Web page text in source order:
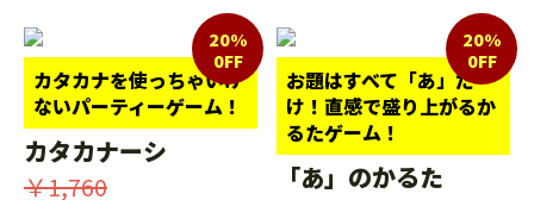
カタカナを使っちゃいけ
ないパーティーゲーム！
20%
0FF
カタカナーシ
￥1,760
お題はすべて「あ」だ
け！直感で盛り上がるか
るたゲーム！
20%
0FF
「あ」のかるた